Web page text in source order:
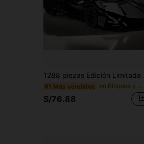
#1 Más vendidos en Bloques y figuras para adultos
S/76.88